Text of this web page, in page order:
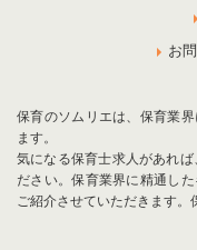
お
保育のソムリエは、保育業
ます。
気になる保育士求人があれ
ださい。保育業界に精通し
ご紹介させていただきます。